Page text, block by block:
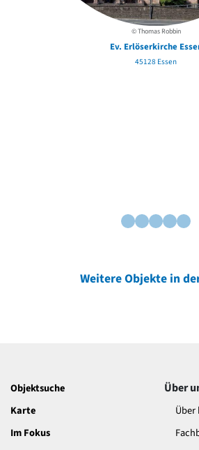
© Thomas Robbin
Ev. Erlöserkirche
45128 Essen
Weitere Objekte in
Objektsuche
Karte
Im Fokus
Über